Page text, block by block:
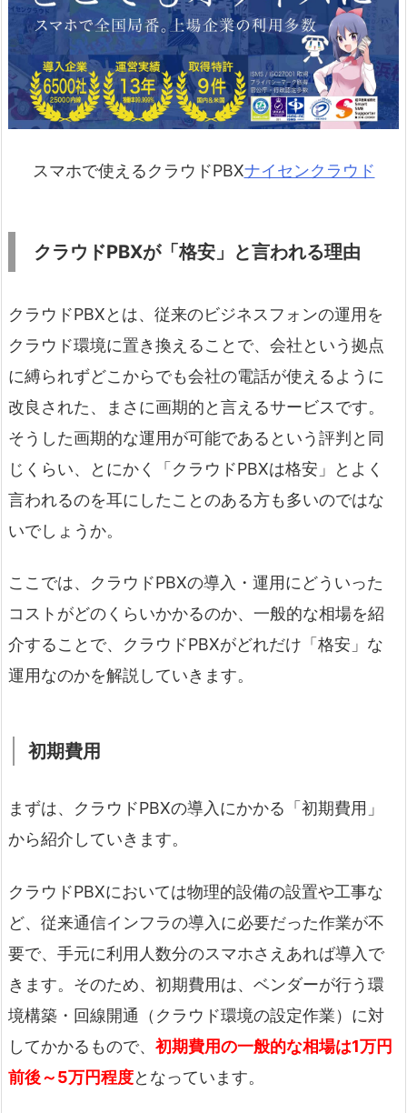
スマホで使えるクラウドPBXナイセンクラウド
クラウドPBXが「格安」と言われる理由
クラウドPBXとは、従来のビジネスフォンの運用を
クラウド環境に置き換えることで、会社という拠点
に縛られずどこからでも会社の電話が使えるように
改良された、まさに画期的と言えるサービスです。
そうした画期的な運用が可能であるという評判と同
じくらい、とにかく「クラウドPBXは格安」とよく
言われるのを耳にしたことのある方も多いのではな
いでしょうか。
ここでは、クラウドPBXの導入・運用にどういった
コストがどのくらいかかるのか、一般的な相場を紹
介することで、クラウドPBXがどれだけ「格安」な
運用なのかを解説していきます。
初期費用
まずは、クラウドPBXの導入にかかる「初期費用」
から紹介していきます。
クラウドPBXにおいては物理的設備の設置や工事な
ど、従来通信インフラの導入に必要だった作業が不
要で、手元に利用人数分のスマホさえあれば導入で
きます。そのため、初期費用は、ベンダーが行う環
境構築・回線開通（クラウド環境の設定作業）に対
してかかるもので、 初期費用の一般的な相場は1万円
前後～5万円程度となっています。